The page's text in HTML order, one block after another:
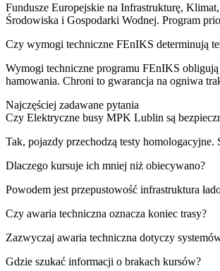
Fundusze Europejskie na Infrastrukturę,
Środowiska i Gospodarki Wodnej. Program
Czy wymogi techniczne FEnIKS determinują
Wymogi techniczne programu FEnIKS
hamowania. Chroni to gwarancja na ogniwa
Najczęściej zadawane pytania
Czy Elektryczne busy MPK Lublin są
Tak, pojazdy przechodzą testy
Dlaczego kursuje ich mniej niż obiecywano?
Powodem jest przepustowość infrastruktura
Czy awaria techniczna oznacza koniec trasy?
Zazwyczaj awaria techniczna dotyczy
Gdzie szukać informacji o brakach kursów?